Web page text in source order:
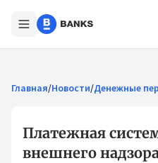
Главная/Новости/Денежные
Платежная
внешнего